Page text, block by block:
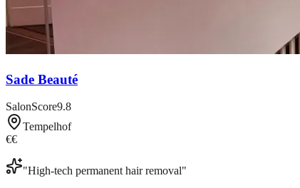
Sade Beauté
SalonScore9.8
Tempelhof
€€
"High-tech permanent hair removal"